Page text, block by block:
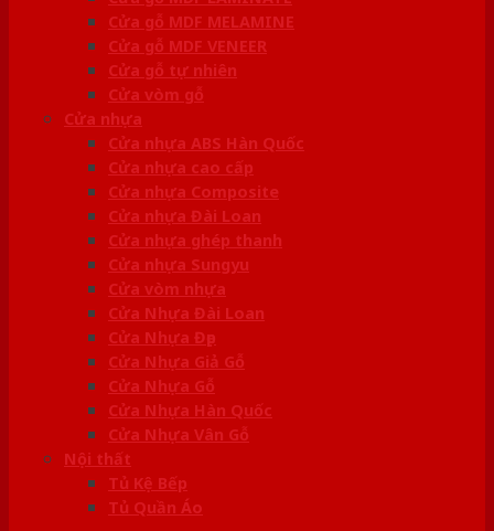
Cửa gỗ MDF MELAMINE
Cửa gỗ MDF VENEER
Cửa gỗ tự nhiên
Cửa vòm gỗ
Cửa nhựa
Cửa nhựa ABS Hàn Quốc
Cửa nhựa cao cấp
Cửa nhựa Composite
Cửa nhựa Đài Loan
Cửa nhựa ghép thanh
Cửa nhựa Sungyu
Cửa vòm nhựa
Cửa Nhựa Đài Loan
Cửa Nhựa Đẹp
Cửa Nhựa Giả Gỗ
Cửa Nhựa Gỗ
Cửa Nhựa Hàn Quốc
Cửa Nhựa Vân Gỗ
Nội thất
Tủ Kệ Bếp
Tủ Quần Áo